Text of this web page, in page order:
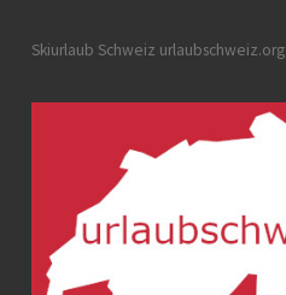
Skiurlaub Schweiz urlaubschweiz.org